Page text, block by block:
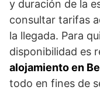
y duración de la
consultar tarifas
la llegada. Para
disponibilidad es
alojamiento en
todo en fines de